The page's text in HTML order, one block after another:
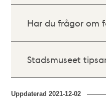
Har du frågor om
Stadsmuseet
Uppdaterad2021-12-02